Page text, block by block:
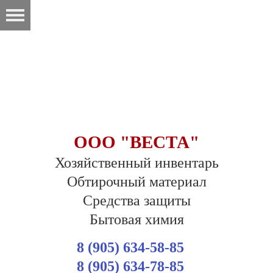
ООО "ВЕСТА"
Хозяйственный инвентарь
Обтирочный материал
Средства защиты
Бытовая химия
8 (905) 634-58-85
8 (905) 634-78-85